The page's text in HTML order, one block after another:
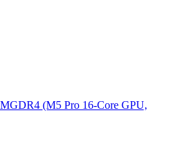
(M5 Pro 16-Core GPU,